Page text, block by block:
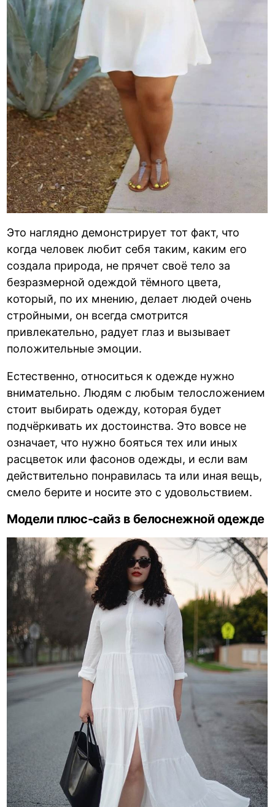
Это наглядно демонстрирует тот факт, что
когда человек любит себя таким, каким его
создала природа, не прячет своё тело за
безразмерной одеждой тёмного цвета,
который, по их мнению, делает людей очень
стройными, он всегда смотрится
привлекательно, радует глаз и вызывает
положительные эмоции.
Естественно, относиться к одежде нужно
внимательно. Людям с любым телосложением
стоит выбирать одежду, которая будет
подчёркивать их достоинства. Это вовсе не
означает, что нужно бояться тех или иных
расцветок или фасонов одежды, и если вам
действительно понравилась та или иная вещь,
смело берите и носите это с удовольствием.
Модели плюс-сайз в белоснежной одежде